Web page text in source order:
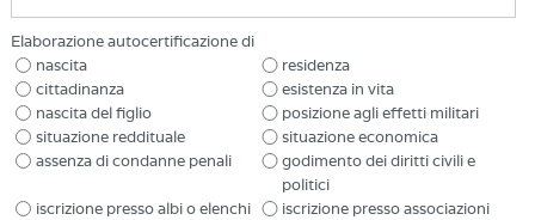
Elaborazione autocertificazione di
nascita
residenza
cittadinanza
esistenza in vita
nascita del figlio
posizione agli effetti militari
situazione reddituale
situazione economica
assenza di condanne penali
godimento dei diritti civili e
politici
iscrizione presso albi o elenchi
iscrizione presso associazioni